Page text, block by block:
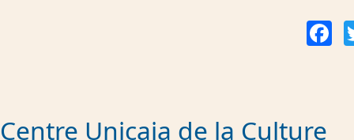
Centre Unicaja de la Culture